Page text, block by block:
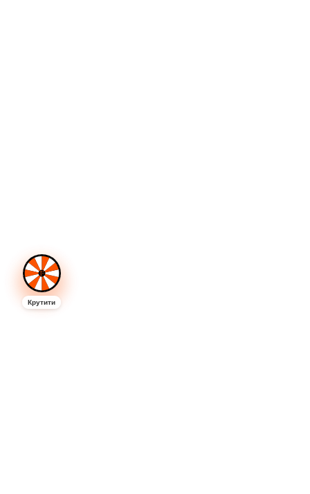
автоматичної роботи кавомашини і її щоденного
очищення, до надійності корпусу і антивандального
захисту.
Впізнаваності бренду. Якщо сумніваєтеся, чи варто
Крутити